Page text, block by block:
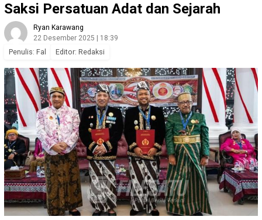
Saksi Persatuan Adat dan Sejarah
Ryan Karawang
22 Desember 2025 | 18:39
Penulis: Fal Editor: Redaksi